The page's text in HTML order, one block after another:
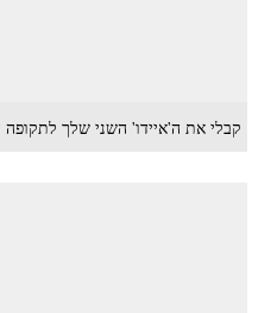
קבלי את ה'איידו' השני שלך לתקופה